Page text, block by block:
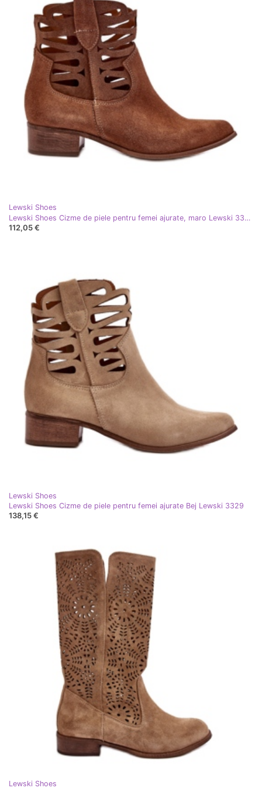
Lewski Shoes
Lewski Shoes Cizme de piele pentru femei ajurate, maro Lewski 3329
112,05 €
Lewski Shoes
Lewski Shoes Cizme de piele pentru femei ajurate Bej Lewski 3329
138,15 €
Lewski Shoes